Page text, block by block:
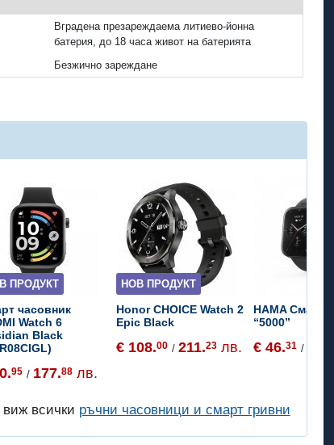
Вградена презареждаема литиево‑йонна
батерия, до 18 часа живот на батерията
Безжично зареждане
ПРОДУКТ
часовник
Watch 6
Black
95 / 177.88 лв.
НОВ ПРОДУКТ
Honor CHOICE Watch 2
Epic Black
€ 108.00 /211.23 лв.
HAMA Смарт
“5000”
€ 46.31 /
виж всички ръчни часовници и смарт гривни